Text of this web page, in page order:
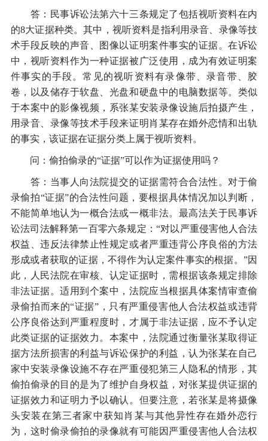
答：民事诉讼法第六十三条规定了包括视听资料在内
的8大证据种类。其中，视听资料是指利用录音、录像等技
术手段反映的声音、图像以证明案件事实的证据。在诉讼
中，视听资料作为一种证据被广泛使用，成为有效证明案
件事实的手段。常见的视听资料有录像带、录音带、胶
卷，以及储存于软盘、光盘和硬盘中的电脑数据等。类似
于本案中的影像视频，系张某安装录像设施后拍摄产生，
用录音、录像等技术手段来证明肖某存在婚外恋情和出轨
的事实，该证据在证据分类上属于视听资料。
问：偷拍偷录的“证据”可以作为证据使用吗？
答：当事人向法院提交的证据需符合合法性。对于偷
录偷拍“证据”的合法性问题，要根据具体情况加以判断，
不能简单地认为一概合法或一概非法。最高法关于民事诉
讼法司法解释第一百零六条规定：“对以严重侵害他人合法
权益、违反法律禁止性规定或者严重违背公序良俗的方法
形成或者获取的证据，不得作为认定案件事实的根据。”因
此，人民法院在审核、认定证据时，需根据该条规定排除
非法证据。适用到个案中，法院应当根据具体案情审查偷
录偷拍而来的“证据”，只有严重侵害他人合法权益或违背
公序良俗达到严重程度时，才属于非法证据，应不予认定
此类证据的证据效力。本案中，法院通过衡量张某取得证
据方法所损害的利益与诉讼保护的利益，认为张某在自己
家中安装录像设施不存在严重侵犯第三人隐私的情形，其
偷拍偷录的目的是为了维护自身权益，对张某提供证据的
证据效力和证明力予以确认。但要注意，若张某是将摄像
头安装在第三者家中获知肖某与其他异性存在婚外恋行
为，这时偷录偷拍的录像就有可能因严重侵害他人合法权